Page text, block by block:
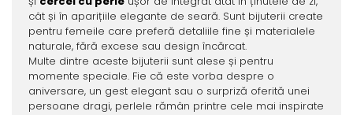
cât și în aparițiile elegante de seară. Sunt bijuterii create
pentru femeile care preferă detaliile fine și materialele
naturale, fără excese sau design încărcat.
Multe dintre aceste bijuterii sunt alese și pentru
momente speciale. Fie că este vorba despre o
aniversare, un gest elegant sau o surpriză oferită unei
persoane dragi, perlele rămân printre cele mai inspirate